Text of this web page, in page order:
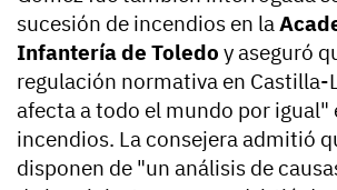
sucesión de incendios en la
Infantería de Toledo y aseguró
regulación normativa en Castilla-
afecta a todo el mundo por igual"
incendios. La consejera admitió
disponen de "un análisis de